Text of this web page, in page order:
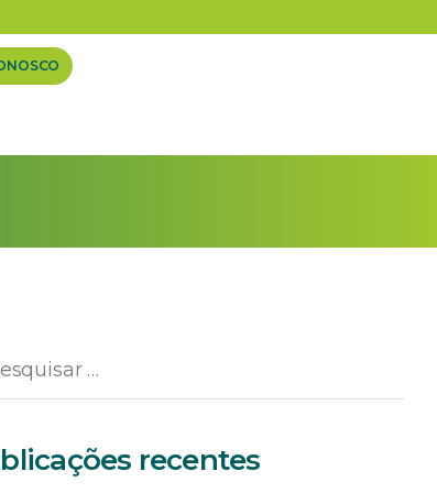
em 2020
recentes